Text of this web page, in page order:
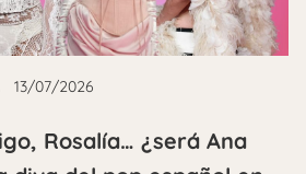
13/07/2026
Rosalía… ¿será Ana